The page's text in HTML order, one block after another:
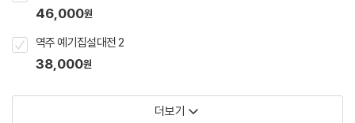
46,000원
역주 예기집설대전 2
38,000원
더보기